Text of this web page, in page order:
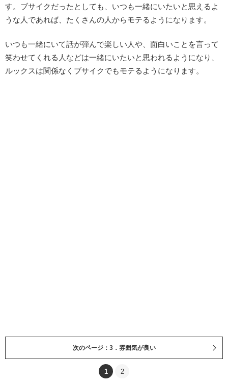
す。ブサイクだったとしても、いつも一緒にいたいと思えるよ
うな人であれば、たくさんの人からモテるようになります。
いつも一緒にいて話が弾んで楽しい人や、面白いことを言って
笑わせてくれる人などは一緒にいたいと思われるようになり、
ルックスは関係なくブサイクでもモテるようになります。
次のページ：3．雰囲気が良い
1 2